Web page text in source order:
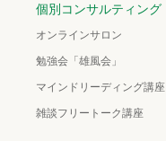
個別コンサルティング
オンラインサロン
勉強会「雄風会」
マインドリーディング講座
雑談フリートーク講座